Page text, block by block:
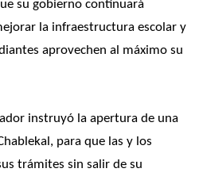
su gobierno continuará
la infraestructura escolar y
aprovechen al máximo su
instruyó la apertura de una
para que las y los
trámites sin salir de su